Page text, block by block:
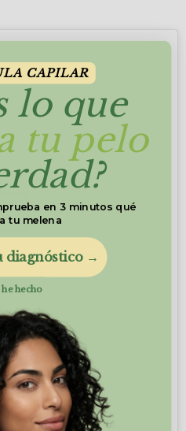
en Instagram
CAPILAR
lo que
tu pelo
en 3 minutos qué
tu melena
diagnóstico →
he hecho